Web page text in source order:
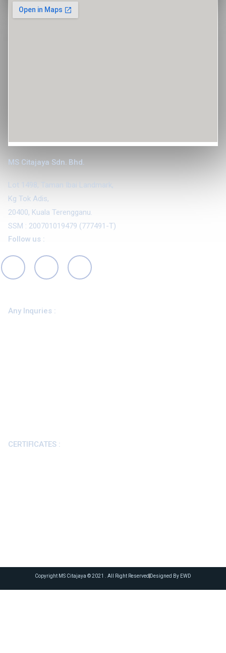
MS Citajaya Sdn. Bhd.
Lot 1498, Taman Ibai Landmark,
Kg Tok Adis,
20400, Kuala Terengganu.
SSM : 200701019479 (777491-T)
Follow us :
Any Inquries :
CERTIFICATES :
Copyright MS Citajaya © 2021 . All Right Reserved Designed By EWD